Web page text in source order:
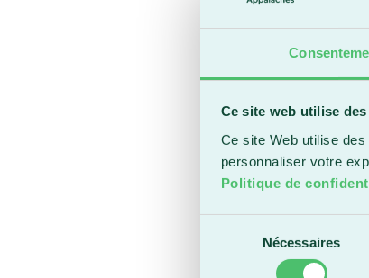
Ce site web utilise
Ce site Web utilise
personnaliser votre
Politique de
consentement
Nécessaires
5 mois
10 mois
Aucun
Services
Meublé
Éclairé
Internet